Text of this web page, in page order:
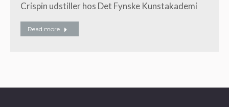
Crispin udstiller hos Det Fynske Kunstakademi
Read more